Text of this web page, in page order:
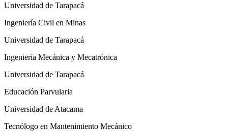
Universidad de Tarapacá
Ingeniería Civil en Minas
Universidad de Tarapacá
Ingeniería Mecánica y Mecatrónica
Universidad de Tarapacá
Educación Parvularia
Universidad de Atacama
Tecnólogo en Mantenimiento Mecánico